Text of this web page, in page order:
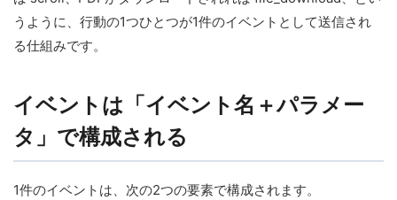
うように、行動の1つひとつが1件のイベントとして送信され
る仕組みです。
イベントは「イベント名＋パラメー
タ」で構成される
1件のイベントは、次の2つの要素で構成されます。